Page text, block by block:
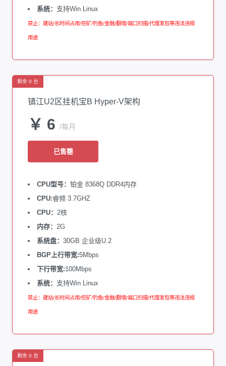
系统： 支持Win Linux
禁止：建站/长时间占用/挖矿/钓鱼/金融/翻墙/端口扫描/代理发包等违法违规
用途
剩余 0 台
镇江U2区挂机宝B Hyper-V架构
￥ 6 /每月
已售罄
CPU型号： 铂金 8368Q DDR4内存
CPU:睿频 3.7GHZ
CPU： 2核
内存： 2G
系统盘： 30GB 企业级U.2
BGP上行带宽:5Mbps
下行带宽:100Mbps
系统： 支持Win Linux
禁止：建站/长时间占用/挖矿/钓鱼/金融/翻墙/端口扫描/代理发包等违法违规
用途
剩余 0 台